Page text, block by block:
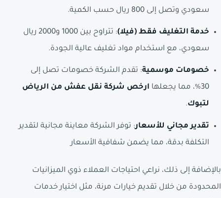
سعودي وتصل إلى 800 ريال حسب الكمية.
خدمة التغليف فقط (فيلا)
: تتراوح بين 1000 و2000 ريال
سعودي، مع استخدام مواد تغليف عالية الجودة.
خصومات موسمية: تقدم الشركة خصومات تصل إلى
30%، مما يجعلها
ارخص شركة نقل عفش من الرياض
لتبوك.
تقدير مجاني للأسعار: توفر الشركة معاينة مجانية لتقدير
التكلفة بدقة، مما يضمن شفافية الأسعار
بالإضافة إلى ذلك، نراعي احتياجات العملاء ذوي الميزانيات
المحدودة من خلال تقديم خيارات مرنة، مثل اختيار خدمات